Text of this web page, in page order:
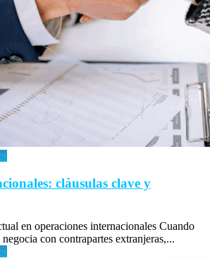
cláusulas clave y
en operaciones internacionales Cuando
con contrapartes extranjeras,...